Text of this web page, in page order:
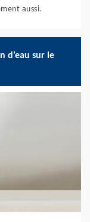
aussi.
d’eau sur le